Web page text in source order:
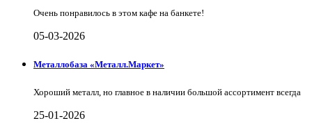
Очень понравилось в этом кафе на банкете!
05-03-2026
Металлобаза «Металл.Маркет»
Хороший металл, но главное в наличии большой ассортимент всегда
25-01-2026